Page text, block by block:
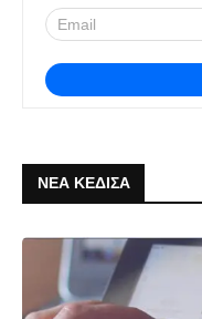
ΝΕΑ ΚΕΔΙΣΑ